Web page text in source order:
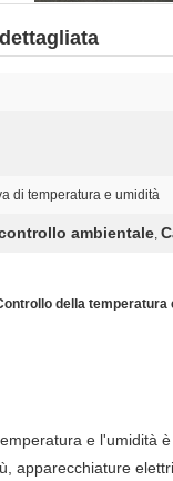
di temperatura e umidità
ambientale,
della
e l'umidità
apparecchiature